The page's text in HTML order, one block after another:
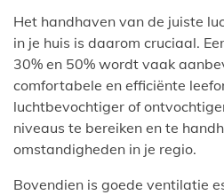
Het handhaven van de juiste
in je huis is daarom cruciaal.
30% en 50% wordt vaak
comfortabele en efficiënte
luchtbevochtiger of
niveaus te bereiken en te
omstandigheden in je regio.
Bovendien is goede ventilatie